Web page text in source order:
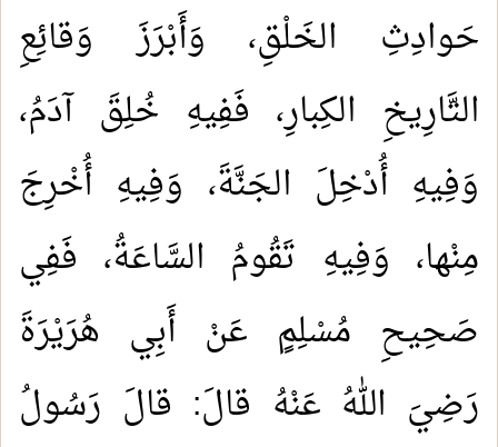
حَوادِثِ الخَلْقِ، وَأَبْرَزَ وَقائِعِ
التَّارِيخِ الكِبارِ، فَفِيهِ خُلِقَ آدَمُ،
وَفِيهِ أُدْخِلَ الجَنَّةَ، وَفِيهِ أُخْرِجَ
مِنْها، وَفِيهِ تَقُومُ السَّاعَةُ، فَفِي
صَحِيحِ مُسْلِمٍ عَنْ أَبِي هُرَيْرَةَ
رَضِيَ اللهُ عَنْهُ قالَ: قالَ رَسُولُ